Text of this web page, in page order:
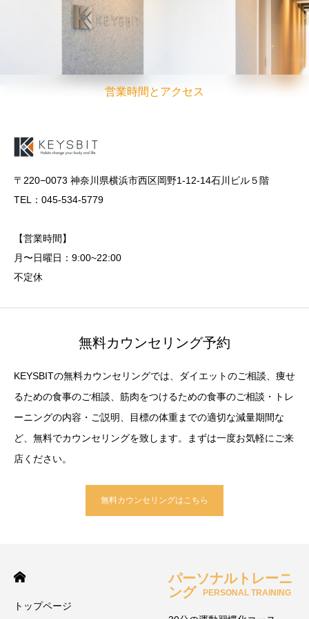
営業時間とアクセス
〒220−0073 神奈川県横浜市西区岡野1-12-14石川ビル５階
TEL：045-534-5779
【営業時間】
月〜日曜日：9:00~22:00
不定休
無料カウンセリング予約
KEYSBITの無料カウンセリングでは、ダイエットのご相談、痩せ
るための食事のご相談、筋肉をつけるための食事のご相談・トレ
ーニングの内容・ご説明、目標の体重までの適切な減量期間な
ど、無料でカウンセリングを致します。まずは一度お気軽にご来
店ください。
無料カウンセリングはこちら
トップページ
パーソナルトレーニ
ング
PERSONAL TRAINING